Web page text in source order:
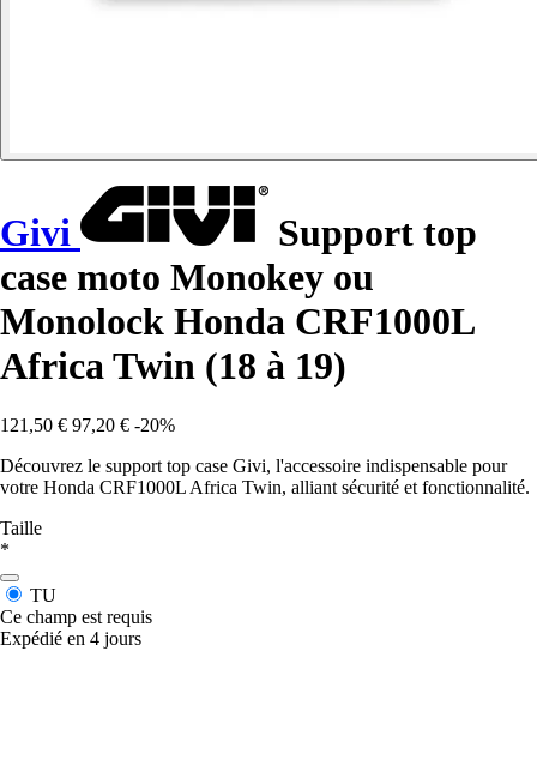
Givi
Support top
case moto Monokey ou
Monolock Honda CRF1000L
Africa Twin (18 à 19)
121,50 € 97,20 € -20%
Découvrez le support top case Givi, l'accessoire indispensable pour
votre Honda CRF1000L Africa Twin, alliant sécurité et fonctionnalité.
Taille
*
TU
Ce champ est requis
Expédié en 4 jours